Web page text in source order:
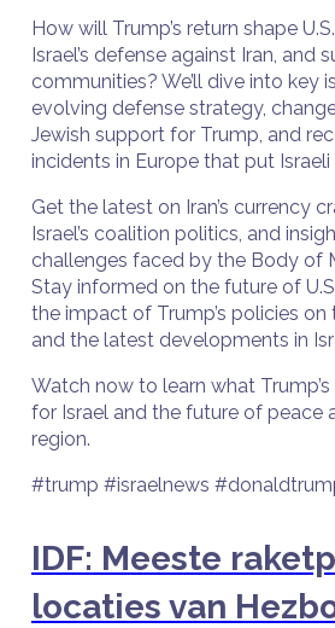
How will Trump’s return shape
Israel’s defense against Iran, and
communities? We’ll dive into key
evolving defense strategy,
Jewish support for Trump, and
incidents in Europe that put Israeli
Get the latest on Iran’s currency
Israel’s coalition politics, and
challenges faced by the Body of
Stay informed on the future of
the impact of Trump’s policies on
and the latest developments in
Watch now to learn what
for Israel and the future of peace
region.
#trump #israelnews
IDF: Meeste
locaties van